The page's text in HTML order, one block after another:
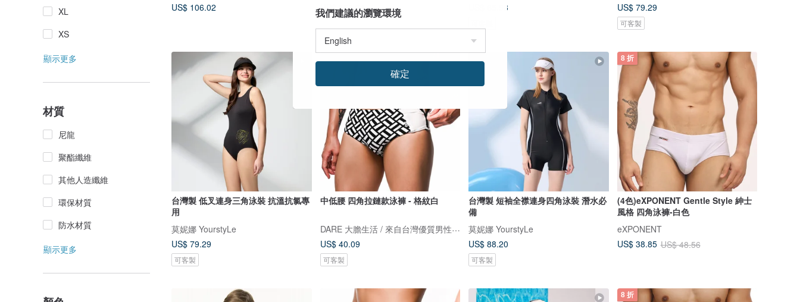
XL
XS
顯示更多
材質
尼龍
聚酯纖維
其他人造纖維
環保材質
防水材質
顯示更多
US$ 106.02
US$ 158.04
US$ 65.93
US$ 79.29
可客製
台灣製 低叉連身三角泳裝 抗溫抗氯專
用
莫妮娜 YourstyLe
US$ 79.29
可客製
中低腰 四角拉鏈款泳褲 - 格紋白
DARE 大膽生活 / 來自台灣優質男性內著
US$ 40.09
可客製
台灣製 短袖全襟連身四角泳裝 潛水必
備
莫妮娜 YourstyLe
US$ 88.20
可客製
8 折
(4色)eXPONENT Gentle Style 紳士
風格 四角泳褲-白色
eXPONENT
US$ 38.85 US$ 48.56
8 折
我們建議的瀏覽環境
確定